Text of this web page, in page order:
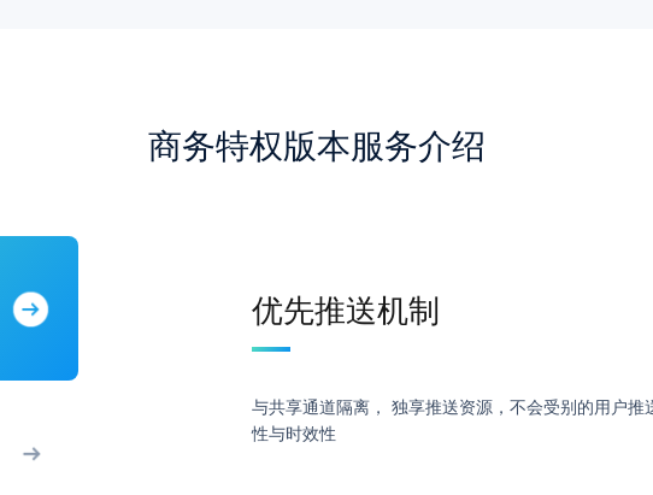
商务特权版本服务介绍
优先推送机制
与共享通道隔离， 独享推送资源，不会受别的用户推
性与时效性